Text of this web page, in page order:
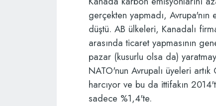
gerçekten yapmadı,
düştü. AB ülkeleri, Kanadalı
arasında ticaret yapmasının
pazar (kusurlu olsa da)
NATO'nun Avrupalı ​​üyeleri artık
harcıyor ve bu da ittifakın
sadece %1,4'te.